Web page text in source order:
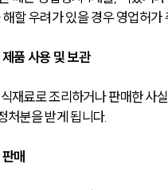
할 우려가 있을 경우 영업허
품 사용 및 보관
재료로 조리하거나 판매한 사
처분을 받게 됩니다.
매